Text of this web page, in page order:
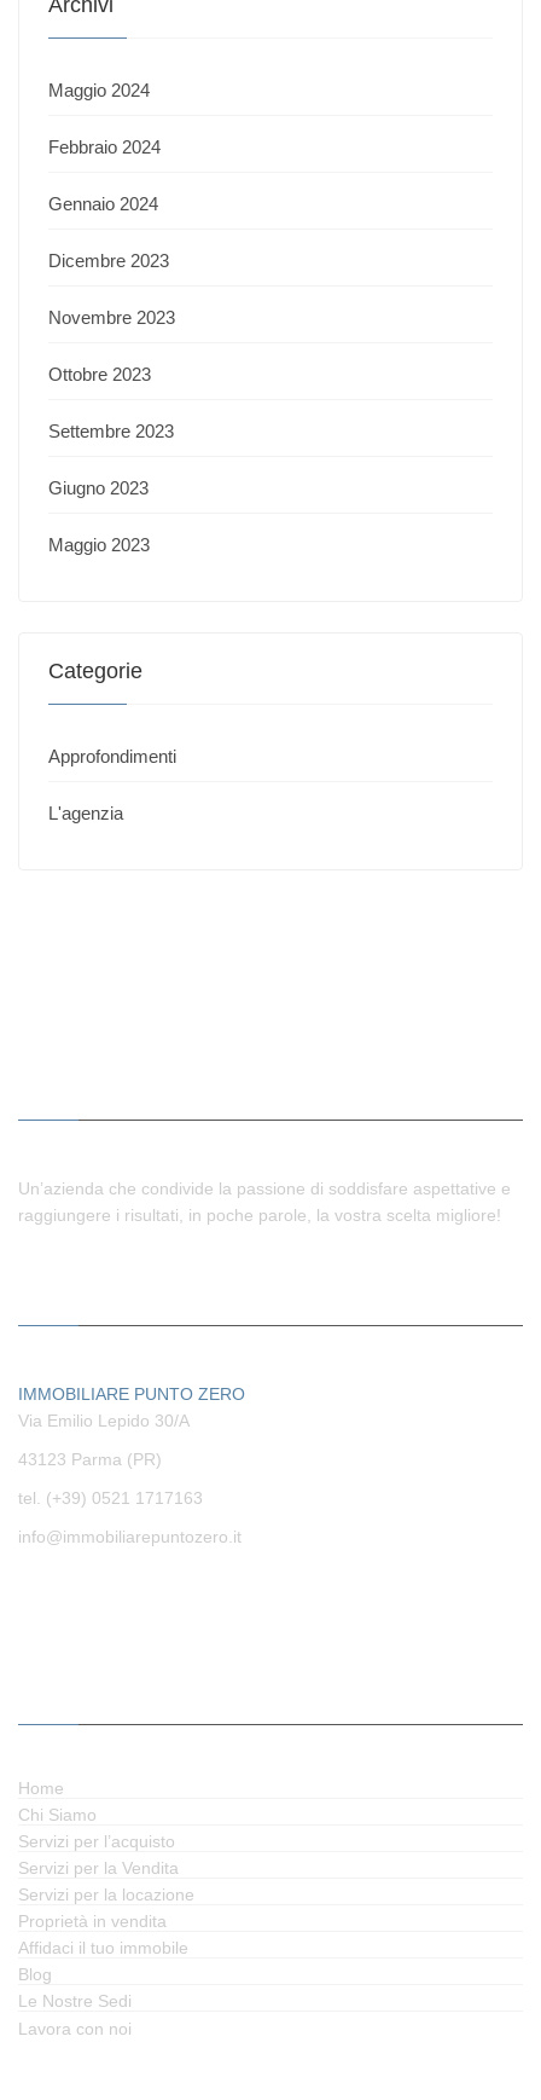
Maggio 2024
Febbraio 2024
Gennaio 2024
Dicembre 2023
Novembre 2023
Ottobre 2023
Settembre 2023
Giugno 2023
Maggio 2023
Categorie
Approfondimenti
L'agenzia
Un’azienda che condivide la passione di soddisfare aspettative e
raggiungere i risultati, in poche parole, la vostra scelta migliore!
IMMOBILIARE PUNTO ZERO
Via Emilio Lepido 30/A
43123 Parma (PR)
tel. (+39) 0521 1717163
info@immobiliarepuntozero.it
Home
Chi Siamo
Servizi per l’acquisto
Servizi per la Vendita
Servizi per la locazione
Proprietà in vendita
Affidaci il tuo immobile
Blog
Le Nostre Sedi
Lavora con noi